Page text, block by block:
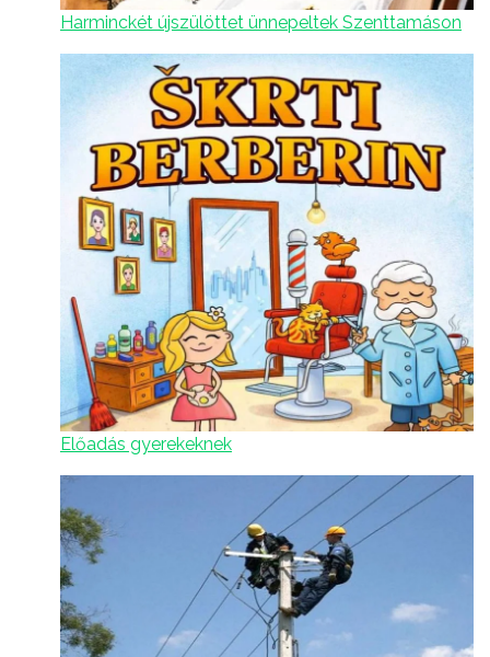
Harminckét újszülöttet ünnepeltek Szenttamáson
Előadás gyerekeknek